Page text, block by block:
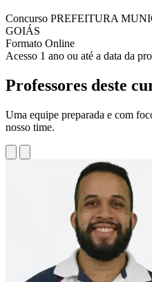
Concurso PREFEITURA
GOIÁS
Formato Online
Acesso 1 ano ou até a data da
Professores deste
Uma equipe preparada e com
nosso time.